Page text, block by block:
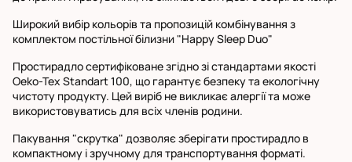
Широкий вибір кольорів та пропозицій комбінування з
комплектом постільної білизни "Happy Sleep Duo"
Простирадло сертифіковане згідно зі стандартами якості
Oeko-Tex Standart 100, що гарантує безпеку та екологічну
чистоту продукту. Цей виріб не викликає алергії та може
використовуватись для всіх членів родини.
Пакування "скрутка" дозволяє зберігати простирадло в
компактному і зручному для транспортування форматі.